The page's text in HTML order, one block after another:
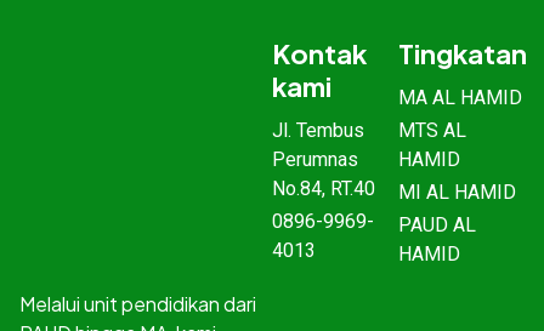
Melalui unit pendidikan dari
Kontak
kami
Jl. Tembus
Perumnas
No.84, RT.40
0896-9969-
4013
Tingkatan
MA AL HAMID
MTS AL
HAMID
MI AL HAMID
PAUD AL
HAMID